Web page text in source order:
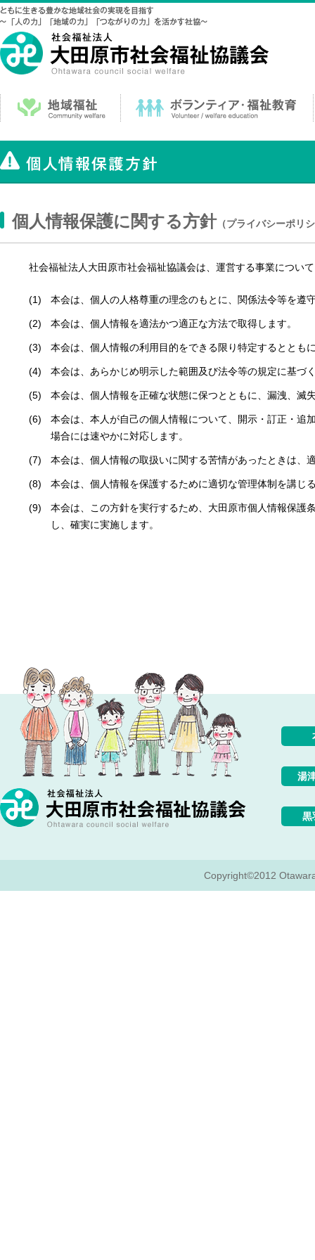
個人情報保護に関する方針（プライバシーポリ
社会福祉法人大田原市社会福祉協議会は、運営する事業につい
本会は、個人の人格尊重の理念のもとに、関係法令等を遵
本会は、個人情報を適法かつ適正な方法で取得します。
本会は、個人情報の利用目的をできる限り特定するととも
本会は、あらかじめ明示した範囲及び法令等の規定に基づ
本会は、個人情報を正確な状態に保つとともに、漏洩、滅
本会は、本人が自己の個人情報について、開示・訂正・追
場合には速やかに対応します。
本会は、個人情報の取扱いに関する苦情があったときは、
本会は、個人情報を保護するために適切な管理体制を講じ
本会は、この方針を実行するため、大田原市個人情報保護
し、確実に実施します。
湯
黒
Copyright©2012